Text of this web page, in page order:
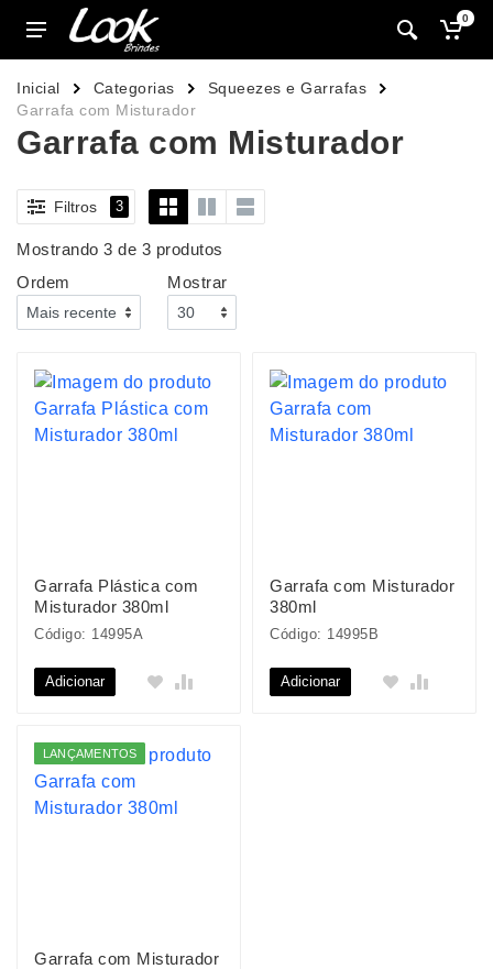
0
Inicial Categorias
Squeezes e Garrafas
Garrafa com Misturador
Garrafa com Misturador
Filtros 3
Mostrando 3 de 3 produtos
Ordem
Mostrar
Garrafa Plástica com
Misturador 380ml
Código: 14995A
Adicionar
Garrafa com Misturador
380ml
Código: 14995B
Adicionar
LANÇAMENTOS
Garrafa com Misturador